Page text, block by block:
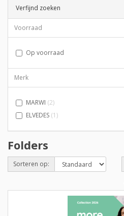
Verfijnd zoeken
Voorraad
Op voorraad
Merk
MARWI (2)
ELVEDES (1)
Folders
Sorteren op: